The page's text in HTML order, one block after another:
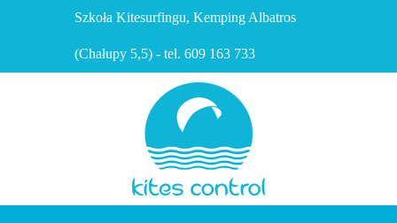
Szkoła Kitesurfingu, Kemping Albatros
(Chałupy 5,5) - tel. 609 163 733